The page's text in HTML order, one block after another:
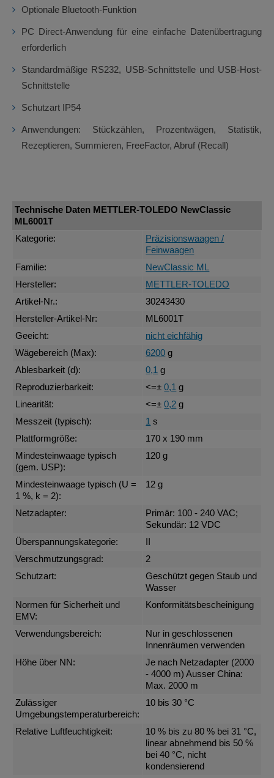
Optionale Bluetooth-Funktion
PC Direct-Anwendung für eine einfache Datenübertragung
erforderlich
Standardmäßige RS232, USB-Schnittstelle und USB-Host-
Schnittstelle
Schutzart IP54
Anwendungen: Stückzählen, Prozentwägen, Statistik,
Rezeptieren, Summieren, FreeFactor, Abruf (Recall)
Technische Daten METTLER-TOLEDO NewClassic
ML6001T
Kategorie:
Präzisionswaagen /
Feinwaagen
Familie:
NewClassic ML
Hersteller:
METTLER-TOLEDO
Artikel-Nr.:
30243430
Hersteller-Artikel-Nr:
ML6001T
Geeicht:
nicht eichfähig
Wägebereich (Max):
6200 g
Ablesbarkeit (d):
0,1 g
Reproduzierbarkeit:
<=±0,1 g
Linearität:
<=±0,2 g
Messzeit (typisch):
1 s
Plattformgröße:
170 x 190 mm
Mindesteinwaage typisch
(gem. USP):
120 g
Mindesteinwaage typisch (U =
1 %, k = 2):
12 g
Netzadapter:
Primär: 100 - 240 VAC;
Sekundär: 12 VDC
Überspannungskategorie:
Verschmutzungsgrad:
2
Schutzart:
Geschützt gegen Staub und
Wasser
Normen für Sicherheit und
EMV:
Konformitätsbescheinigung
Verwendungsbereich:
Nur in geschlossenen
Innenräumen verwenden
Höhe über NN:
Je nach Netzadapter (2000
- 4000 m) Ausser China:
Max. 2000 m
Zulässiger
Umgebungstemperaturbereich:
10 bis 30 °C
Relative Luftfeuchtigkeit:
10 % bis zu 80 % bei 31 °C,
linear abnehmend bis 50 %
bei 40 °C, nicht
kondensierend